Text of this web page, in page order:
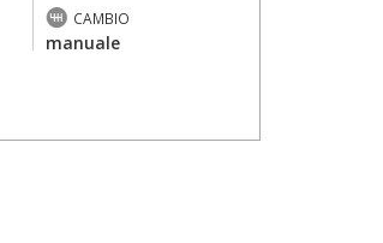
CAMBIO
manuale